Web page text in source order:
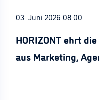
03. Juni 2026 08:00
HORIZONT ehrt
aus Marketing,